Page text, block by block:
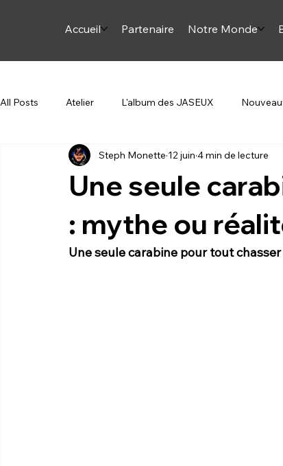
Accueil Partenaire Notre Monde
All Posts Atelier L'album des JASEUX
Arme et Arc ON JASE Beretta Au Féminin
Pourquoi du comment sur la chasse
Une seule
: mythe ou
Steph Monette 12 juin 4 min de lecture
Une seule carabine pour tout